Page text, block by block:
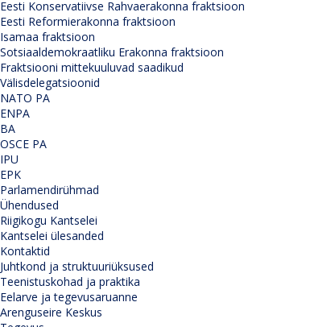
Eesti Konservatiivse Rahvaerakonna fraktsioon
Eesti Reformierakonna fraktsioon
Isamaa fraktsioon
Sotsiaaldemokraatliku Erakonna fraktsioon
Fraktsiooni mittekuuluvad saadikud
Välisdelegatsioonid
NATO PA
ENPA
BA
OSCE PA
IPU
EPK
Parlamendirühmad
Ühendused
Riigikogu Kantselei
Kantselei ülesanded
Kontaktid
Juhtkond ja struktuuriüksused
Teenistuskohad ja praktika
Eelarve ja tegevusaruanne
Arenguseire Keskus